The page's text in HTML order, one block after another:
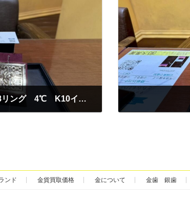
ヴァンドームPT950/PT850ネックレスとK18リング 4℃ K10イヤリングをお買取
ンド 金貨買取価格 金について 金歯 銀歯